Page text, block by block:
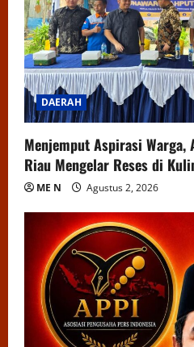
DAERAH
Menjemput Aspirasi Warga,
Riau Mengelar Reses di
ME N Agustus 2, 2026